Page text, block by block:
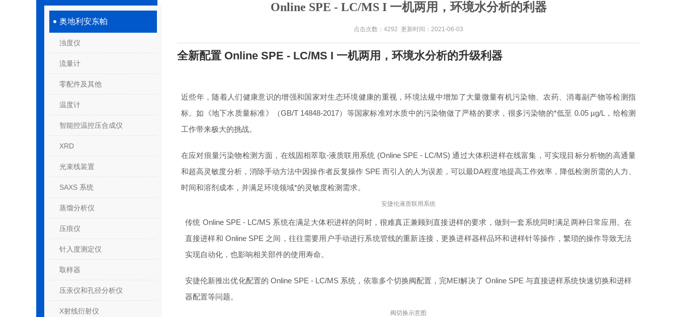
奥地利安东帕
浊度仪
流量计
零配件及其他
温度计
智能控温控压合成仪
XRD
光束线装置
SAXS 系统
蒸馏分析仪
压痕仪
针入度测定仪
取样器
压汞仪和孔径分析仪
X射线衍射仪
Online SPE - LC/MS I 一机两用，环境水分析的利器
点击次数：4292 更新时间：2021-06-03
全新配置 Online SPE - LC/MS I 一机两用，环境水分析的升级利器
近些年，随着人们健康意识的增强和国家对生态环境健康的重视，环境法规中增加了大量微量有机污染物、农药、消毒副产物等检测指
标。如《地下水质量标准》（GB/T 14848-2017）等国家标准对水质中的污染物做了严格的要求，很多污染物的*低至 0.05 µg/L，给检测
工作带来极大的挑战。
在应对痕量污染物检测方面，在线固相萃取-液质联用系统 (Online SPE - LC/MS) 通过大体积进样在线富集，可实现目标分析物的高通量
和超高灵敏度分析，消除手动方法中因操作者反复操作 SPE 而引入的人为误差，可以最DA程度地提高工作效率，降低检测所需的人力、
时间和溶剂成本，并满足环境领域*的灵敏度检测需求。
安捷伦液质联用系统
传统 Online SPE - LC/MS 系统在满足大体积进样的同时，很难真正兼顾到直接进样的要求，做到一套系统同时满足两种日常应用。在
直接进样和 Online SPE 之间，往往需要用户手动进行系统管线的重新连接，更换进样器样品环和进样针等操作，繁琐的操作导致无法
实现自动化，也影响相关部件的使用寿命。
安捷伦新推出优化配置的 Online SPE - LC/MS 系统，依靠多个切换阀配置，完MEI解决了 Online SPE 与直接进样系统快速切换和进样
器配置等问题。
阀切换示意图